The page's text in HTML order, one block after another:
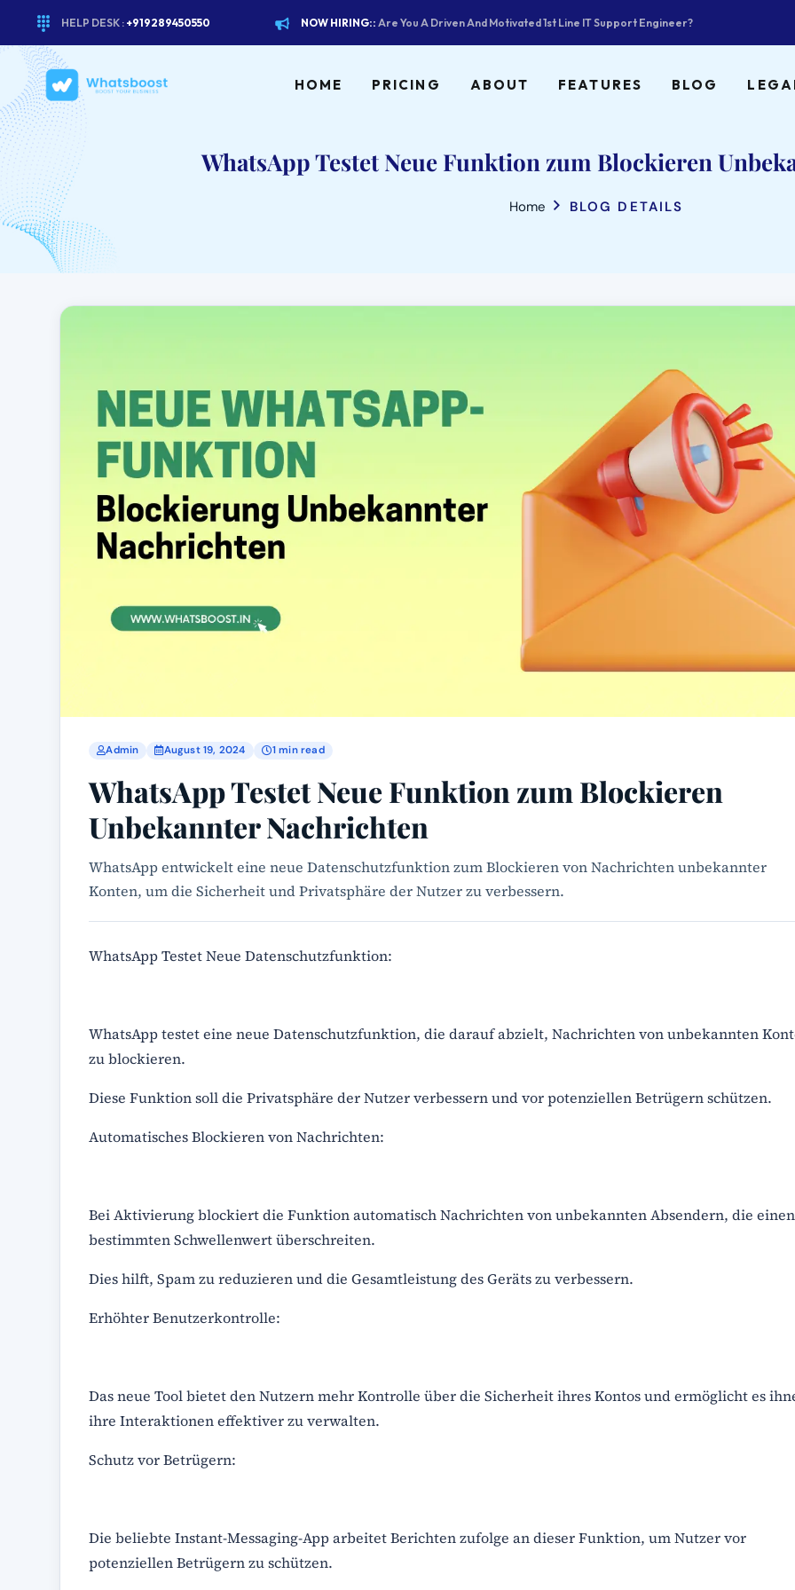
HELP DESK : +919289450550 NOW HIRING:: Are You A Driven And Motivated 1st Line IT Support Engineer?
HOME PRICING ABOUT FEATURES BLOG
WhatsApp Testet Neue Funktion zum Blockieren
Home BLOG DETAILS
Admin August 19, 2024 1 min read
WhatsApp Testet Neue Funktion zum Blockieren
Unbekannter Nachrichten
WhatsApp entwickelt eine neue Datenschutzfunktion zum Blockieren von Nachrichten unbekannter
Konten, um die Sicherheit und Privatsphäre der Nutzer zu verbessern.
WhatsApp Testet Neue Datenschutzfunktion:
WhatsApp testet eine neue Datenschutzfunktion, die darauf abzielt, Nachrichten von unbekannten
zu blockieren.
Diese Funktion soll die Privatsphäre der Nutzer verbessern und vor potenziellen Betrügern schützen.
Automatisches Blockieren von Nachrichten:
Bei Aktivierung blockiert die Funktion automatisch Nachrichten von unbekannten Absendern, die einen
bestimmten Schwellenwert überschreiten.
Dies hilft, Spam zu reduzieren und die Gesamtleistung des Geräts zu verbessern.
Erhöhter Benutzerkontrolle:
Das neue Tool bietet den Nutzern mehr Kontrolle über die Sicherheit ihres Kontos und ermöglicht es
ihre Interaktionen effektiver zu verwalten.
Schutz vor Betrügern:
Die beliebte Instant-Messaging-App arbeitet Berichten zufolge an dieser Funktion, um Nutzer vor
potenziellen Betrügern zu schützen.